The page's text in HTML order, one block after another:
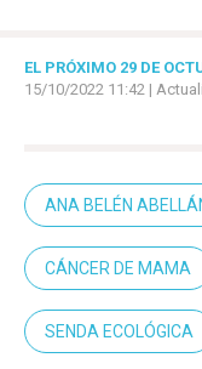
EL PRÓXIMO 29 DE
15/10/2022 11:42 |
ANA BELÉN
CÁNCER DE MAMA
SENDA ECOLÓGICA